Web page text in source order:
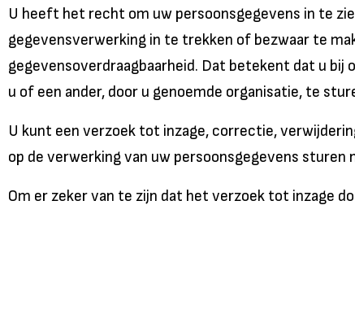
U heeft het recht om uw persoonsgegevens in te
gegevensverwerking in te trekken of bezwaar te
gegevensoverdraagbaarheid. Dat betekent dat u bij
u of een ander, door u genoemde organisatie, te
U kunt een verzoek tot inzage, correctie,
op de verwerking van uw persoonsgegevens
Om er zeker van te zijn dat het verzoek tot inzage